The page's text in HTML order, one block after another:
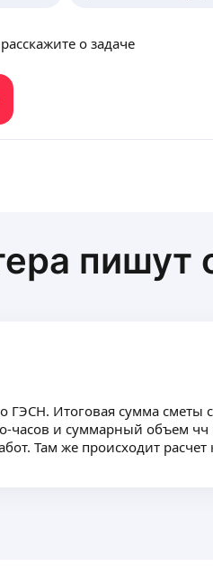
о задаче
пишут
ГЭСН. Итоговая сумма сметы
часов и суммарный объем
Там же происходит расчет